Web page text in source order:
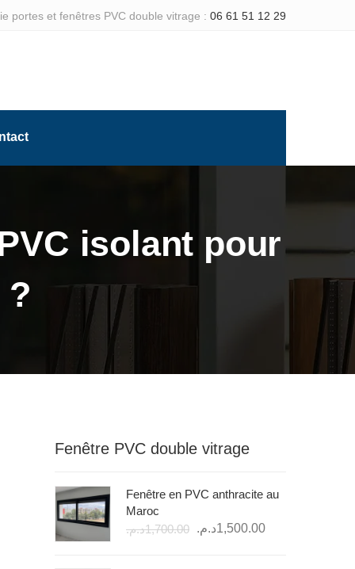
portes et fenêtres PVC double vitrage : 06 61 51 12 29
isolant pour
?
Fenêtre PVC double vitrage
Fenêtre en PVC anthracite au
Maroc
1,700.00د.م.
Le
1,500.00د.م.
Le